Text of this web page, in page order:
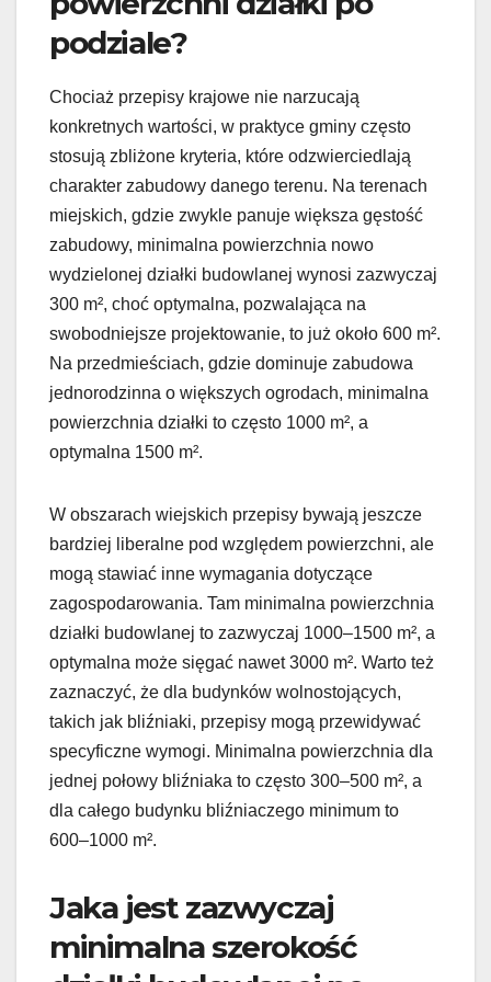
podziale?
Chociaż przepisy krajowe nie narzucają
konkretnych wartości, w praktyce gminy często
stosują zbliżone kryteria, które odzwierciedlają
charakter zabudowy danego terenu. Na terenach
miejskich, gdzie zwykle panuje większa gęstość
zabudowy, minimalna powierzchnia nowo
wydzielonej działki budowlanej wynosi zazwyczaj
300 m², choć optymalna, pozwalająca na
swobodniejsze projektowanie, to już około 600 m².
Na przedmieściach, gdzie dominuje zabudowa
jednorodzinna o większych ogrodach, minimalna
powierzchnia działki to często 1000 m², a
optymalna 1500 m².
W obszarach wiejskich przepisy bywają jeszcze
bardziej liberalne pod względem powierzchni, ale
mogą stawiać inne wymagania dotyczące
zagospodarowania. Tam minimalna powierzchnia
działki budowlanej to zazwyczaj 1000–1500 m², a
optymalna może sięgać nawet 3000 m². Warto też
zaznaczyć, że dla budynków wolnostojących,
takich jak bliźniaki, przepisy mogą przewidywać
specyficzne wymogi. Minimalna powierzchnia dla
jednej połowy bliźniaka to często 300–500 m², a
dla całego budynku bliźniaczego minimum to
600–1000 m².
Jaka jest zazwyczaj
minimalna szerokość